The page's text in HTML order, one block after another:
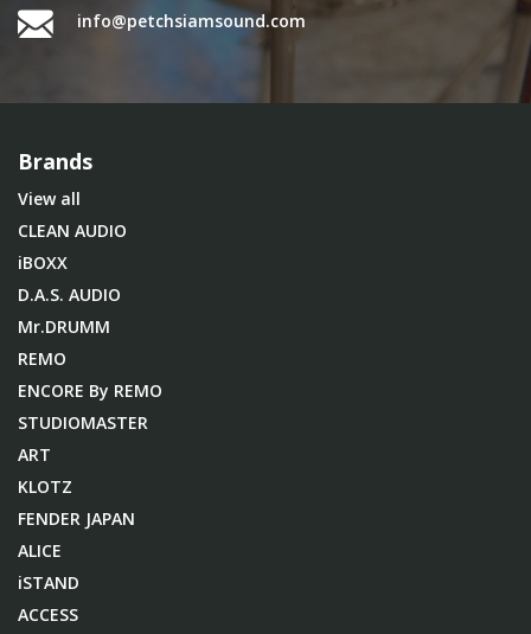
info@petchsiamsound.com
Brands
View all
CLEAN AUDIO
iBOXX
D.A.S. AUDIO
Mr.DRUMM
REMO
ENCORE By REMO
STUDIOMASTER
ART
KLOTZ
FENDER JAPAN
ALICE
iSTAND
ACCESS